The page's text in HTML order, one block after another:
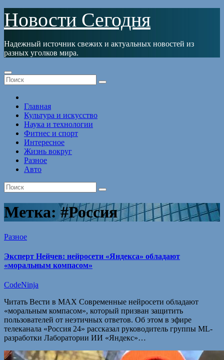
Перейти
содержимому
Новости Сегодня
Надежный источник свежих и актуальных новостей из
разных уголков мира.
Главная
Культура и искусство
Наука и технологии
Фитнес и спорт
Интересное
Жизнь вокруг
Разное
Авто
Метка:#Россия
Разное
Эксперт Нейчев: нейросети «Яндекса» обладают
«моральным компасом»
CodeNinja
Читать Вести в MAX Современные нейросети обладают
«моральным компасом», который призван защитить
пользователей от неэтичных ответов. Об этом в эфире
телеканала «Россия 24» рассказал руководитель группы ML-
разработки Лаборатории ИИ «Яндекс»…